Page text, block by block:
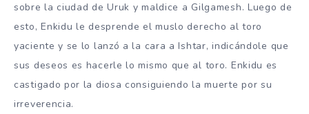
sobre la ciudad de Uruk y maldice a Gilgamesh. Luego de
esto, Enkidu le desprende el muslo derecho al toro
yaciente y se lo lanzó a la cara a Ishtar, indicándole que
sus deseos es hacerle lo mismo que al toro. Enkidu es
castigado por la diosa consiguiendo la muerte por su
irreverencia.